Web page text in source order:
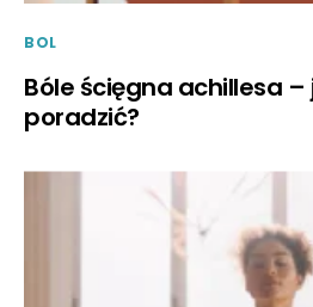
BOL
Bóle ścięgna achillesa –
poradzić?